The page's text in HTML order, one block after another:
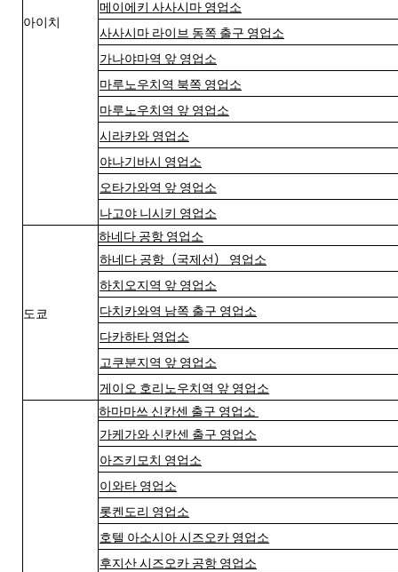
아이치
메이에키 사사시마 영업소
사사시마 라이브 동쪽 출구 영업소
가나야마역 앞 영업소
마루노우치역 북쪽 영업소
마루노우치역 앞 영업소
시라카와 영업소
야나기바시 영업소
오타가와역 앞 영업소
나고야 니시키 영업소
도쿄
하네다 공항 영업소
하네다 공항（국제선） 영업소
하치오지역 앞 영업소
다치카와역 남쪽 출구 영업소
다카하타 영업소
고쿠분지역 앞 영업소
게이오 호리노우치역 앞 영업소
하마마쓰 신칸센 출구 영업소
가케가와 신칸센 출구 영업소
아즈키모치 영업소
이와타 영업소
롯켄도리 영업소
호텔 아소시아 시즈오카 영업소
후지산 시즈오카 공항 영업소